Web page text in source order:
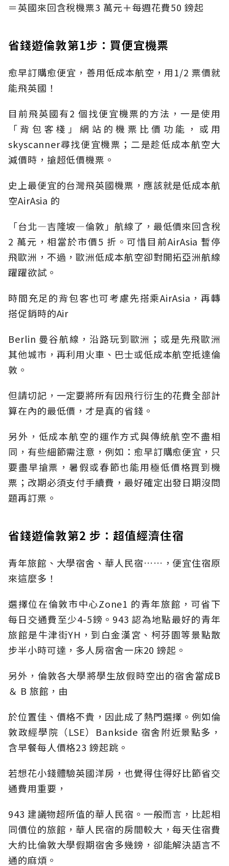
＝英國來回含稅機票3 萬元＋每週花費50 鎊起
省錢遊倫敦第1步：買便宜機票
愈早訂購愈便宜，善用低成本航空，用1/2 票價就
能飛英國！
目前飛英國有2 個找便宜機票的方法，一是使用
「背包客棧」網站的機票比價功能，或用
skyscanner尋找便宜機票；二是趁低成本航空大
減價時，搶超低價機票。
史上最便宜的台灣飛英國機票，應該就是低成本航
空AirAsia 的
「台北—吉隆坡—倫敦」航線了，最低價來回含稅
2 萬元，相當於市價5 折。可惜目前AirAsia 暫停
飛歐洲，不過，歐洲低成本航空卻對開拓亞洲航線
躍躍欲試。
時間充足的背包客也可考慮先搭乘AirAsia，再轉
搭促銷時的Air
Berlin 曼谷航線，沿路玩到歐洲；或是先飛歐洲
其他城市，再利用火車、巴士或低成本航空抵達倫
敦。
但請切記，一定要將所有因飛行衍生的花費全部計
算在內的最低價，才是真的省錢。
另外，低成本航空的運作方式與傳統航空不盡相
同，有些細節需注意，例如：愈早訂購愈便宜，只
要盡早搶票，暑假或春節也能用極低價格買到機
票；改期必須支付手續費，最好確定出發日期沒問
題再訂票。
省錢遊倫敦第2 步：超值經濟住宿
青年旅館、大學宿舍、華人民宿……，便宜住宿原
來這麼多！
選擇位在倫敦市中心Zone1 的青年旅館，可省下
每日交通費至少4-5鎊。943 認為地點最好的青年
旅館是牛津街YH，到白金漢宮、柯芬園等景點散
步半小時可達，多人房宿舍一床20 鎊起。
另外，倫敦各大學將學生放假時空出的宿舍當成B
＆ B 旅館，由
於位置佳、價格不貴，因此成了熱門選擇。例如倫
敦政經學院（LSE）Bankside 宿舍附近景點多，
含早餐每人價格23 鎊起跳。
若想花小錢體驗英國洋房，也覺得住得好比節省交
通費用重要，
943 建議物超所值的華人民宿。一般而言，比起相
同價位的旅館，華人民宿的房間較大，每天住宿費
大約比倫敦大學假期宿舍多幾鎊，卻能解決語言不
通的麻煩。